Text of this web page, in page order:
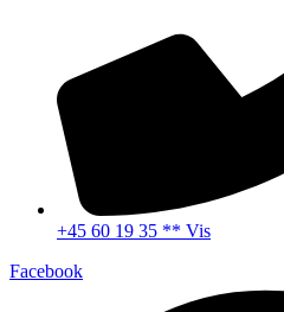
+45 60 19 35 ** Vis
Facebook